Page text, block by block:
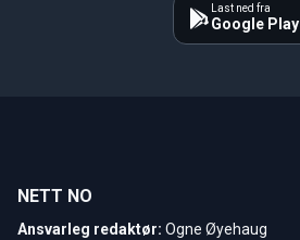
Last ned fra
Google Play
NETT NO
Ansvarleg redaktør: Ogne Øyehaug